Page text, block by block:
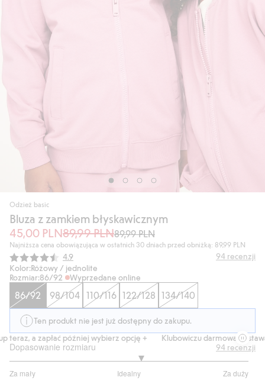
Odzież basic
Bluza z zamkiem błyskawicznym
45,00 PLN89,99 PLN89,99 PLN
Najniższa cena obowiązująca w ostatnich 30 dniach przed obniżką: 89,99 PLN
Średnia ocena:
4.9 94 recenzji
Kolor:Różowy / jednolite
Rozmiar:86/92 Wyprzedane online
86/92 98/104 110/116 122/128 134/140
Ten produkt nie jest już dostępny do zakupu.
a zapłać później wybierz opcję +
Klubowiczu darmowa dostawa
Dopasowanie rozmiaru
Za mały Idealny Za duży
na
94 recenzji